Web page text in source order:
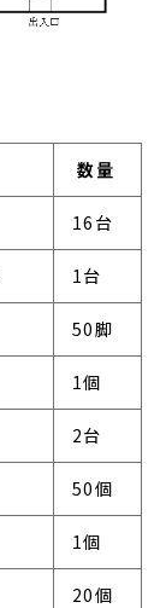
数量
16台
1台
50脚
1個
2台
50個
1個
20個